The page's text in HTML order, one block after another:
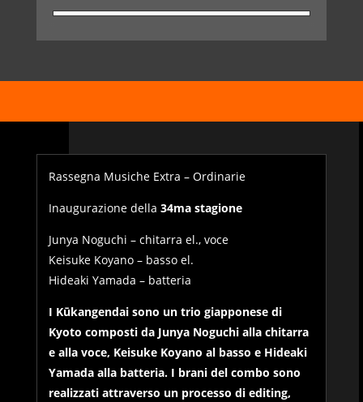
Rassegna Musiche Extra – Ordinarie
Inaugurazione della34ma stagione
Junya Noguchi – chitarra el., voce
Keisuke Koyano – basso el.
Hideaki Yamada – batteria
I Kūkangendai sono un trio giapponese di
Kyoto composti da Junya Noguchi alla chitarra
e alla voce, Keisuke Koyano al basso e Hideaki
Yamada alla batteria. I brani del combo sono
realizzati attraverso un processo di editing,